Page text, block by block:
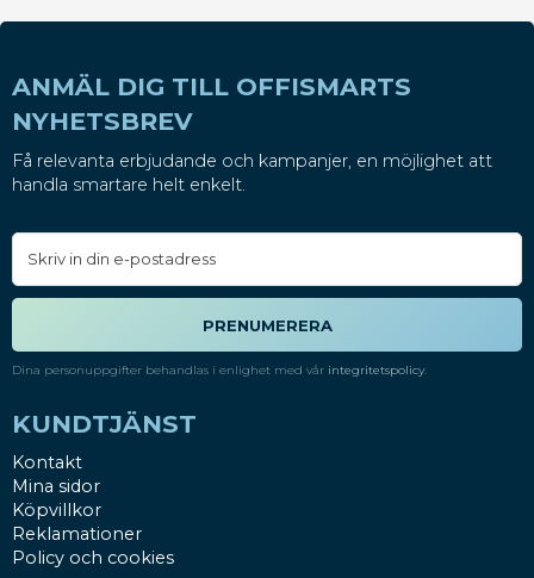
ANMÄL DIG TILL OFFISMARTS
NYHETSBREV
Få relevanta erbjudande och kampanjer, en möjlighet att
handla smartare helt enkelt.
PRENUMERERA
Dina personuppgifter behandlas i enlighet med vår integritetspolicy.
KUNDTJÄNST
Kontakt
Mina sidor
Köpvillkor
Reklamationer
Policy och cookies